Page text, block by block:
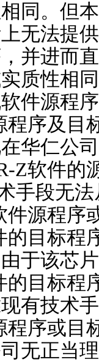
同。但
无法提
并进而
质性相
件源程
程序及目
华仁公
Z软件的
手段无
件源程序
的目标程
于该芯
的目标程
有技术
程序或目
无正当